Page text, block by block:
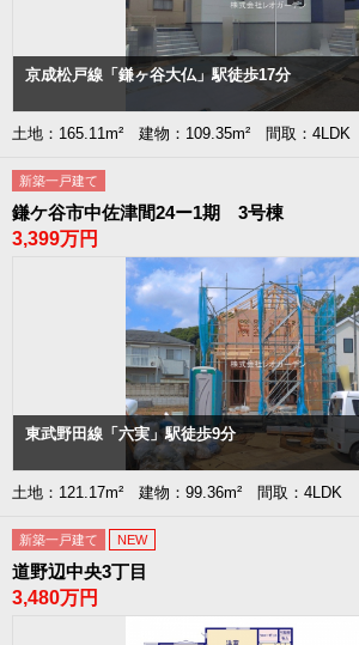
京成松戸線「鎌ヶ谷大仏」駅徒歩17分
土地：165.11m² 建物：109.35m² 間取：4LDK
新築一戸建て
鎌ケ谷市中佐津間24ー1期 3号棟
3,399万円
東武野田線「六実」駅徒歩9分
土地：121.17m² 建物：99.36m² 間取：4LDK
新築一戸建て NEW
道野辺中央3丁目
3,480万円